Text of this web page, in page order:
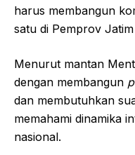
harus membangun
satu di Pemprov
Menurut mantan
dengan membangun
dan membutuhkan
memahami dinamika
nasional.